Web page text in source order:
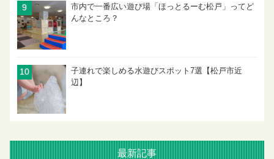
市内で一番広い遊び場「ほっとるーむ松戸」ってど
んなところ？
子連れで楽しめる水遊びスポット7選【松戸市近
辺】
最新記事